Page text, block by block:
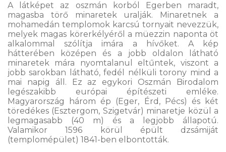
A látképet az oszmán korból Egerben maradt,
magasba törő minaretek uralják. Minaretnek a
mohamedán templomok karcsú tornyait nevezzük,
melyek magas körerkélyéről a müezzin naponta öt
alkalommal szólítja imára a hívőket. A kép
hátterében középen és a jobb oldalon látható
minaretek mára nyomtalanul eltűntek, viszont a
jobb sarokban látható, fedél nélküli torony mind a
mai napig áll. Ez az egykori Oszmán Birodalom
legészakibb európai építészeti emléke.
Magyarország három ép (Eger, Érd, Pécs) és két
töredékes (Esztergom, Szigetvár) minaretje közül a
legmagasabb (40 m) és a legjobb állapotú.
Valamikor 1596 körül épült dzsámiját
(templomépület) 1841-ben elbontották.